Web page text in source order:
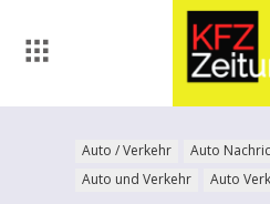
Auto / Verkehr
Auto
Auto und Verkehr
Auto